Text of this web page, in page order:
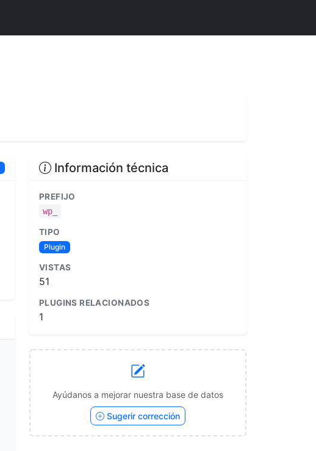
Información técnica
PREFIJO
wp_
TIPO
Plugin
VISTAS
51
PLUGINS RELACIONADOS
1
Ayúdanos a mejorar nuestra base de datos
Sugerir corrección